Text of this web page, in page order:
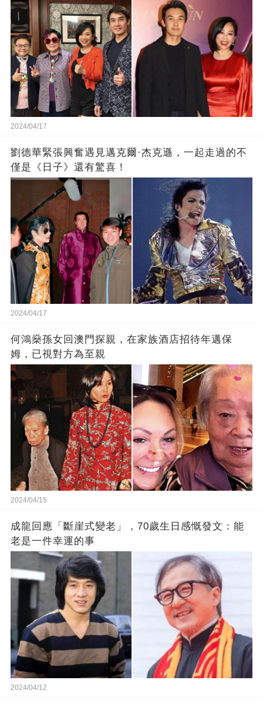
2024/04/17
劉德華緊張興奮遇見邁克爾·杰克遜，一起走過的不
僅是《日子》還有驚喜！
2024/04/17
何鴻燊孫女回澳門探親，在家族酒店招待年邁保
姆，已視對方為至親
2024/04/15
成龍回應「斷崖式變老」，70歲生日感慨發文：能
老是一件幸運的事
2024/04/12